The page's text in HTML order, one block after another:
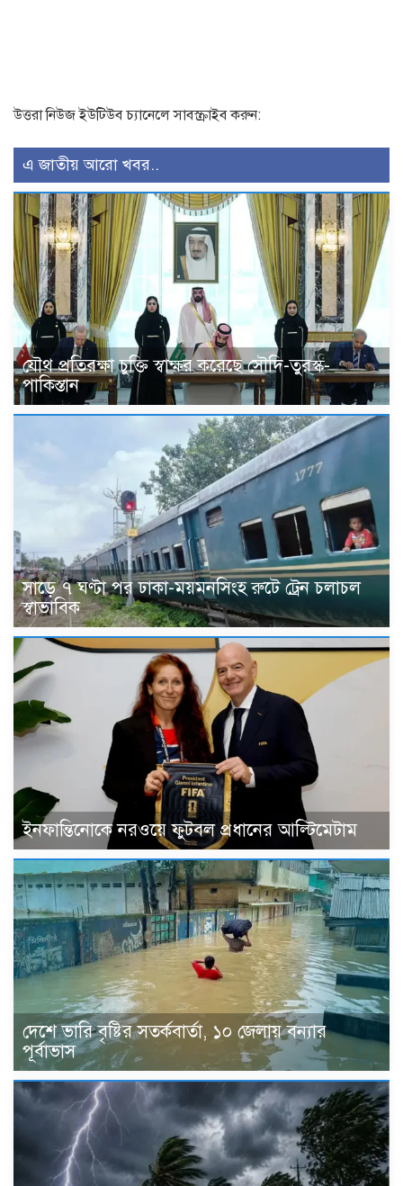
উত্তরা নিউজ ইউটিউব চ্যানেলে সাবস্ক্রাইব করুন:
এ জাতীয় আরো খবর..
যৌথ প্রতিরক্ষা চুক্তি স্বাক্ষর করেছে সৌদি-তুরস্ক-
পাকিস্তান
সাড়ে ৭ ঘণ্টা পর ঢাকা-ময়মনসিংহ রুটে ট্রেন চলাচল
স্বাভাবিক
ইনফান্তিনোকে নরওয়ে ফুটবল প্রধানের আল্টিমেটাম
দেশে ভারি বৃষ্টির সতর্কবার্তা, ১০ জেলায় বন্যার
পূর্বাভাস